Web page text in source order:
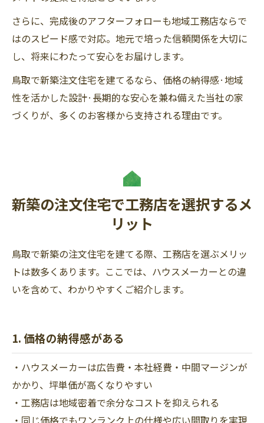
さらに、完成後のアフターフォローも地域工務店ならで
はのスピード感で対応。地元で培った信頼関係を大切に
し、将来にわたって安心をお届けします。
鳥取で新築注文住宅を建てるなら、価格の納得感·地域
性を活かした設計·長期的な安心を兼ね備えた当社の家
づくりが、多くのお客様から支持される理由です。
新築の注文住宅で工務店を選択するメ
リット
鳥取で新築の注文住宅を建てる際、工務店を選ぶメリッ
トは数多くあります。ここでは、ハウスメーカーとの違
いを含めて、わかりやすくご紹介します。
1. 価格の納得感がある
・ハウスメーカーは広告費・本社経費・中間マージンが
かかり、坪単価が高くなりやすい
・工務店は地域密着で余分なコストを抑えられる
・同じ価格でもワンランク上の仕様や広い間取りを実現